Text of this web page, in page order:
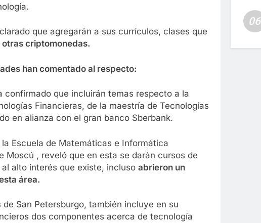
que agregarán a sus currículos, clases que
otras criptomonedas.
han comentado al respecto:
que incluirán temas respecto a la
Financieras, de la maestría de Tecnologías
en alianza con el gran banco Sberbank.
Escuela de Matemáticas e Informática
Moscú , reveló que en esta se darán cursos de
alto interés que existe, incluso abrieron un
área.
San Petersburgo, también incluye en su
dos componentes acerca de tecnología
06